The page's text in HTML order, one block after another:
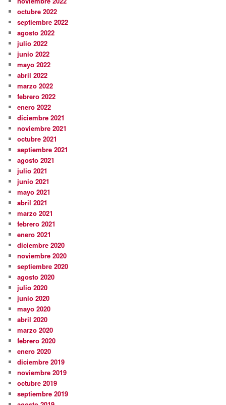
octubre 2022
septiembre 2022
agosto 2022
julio 2022
junio 2022
mayo 2022
abril 2022
marzo 2022
febrero 2022
enero 2022
diciembre 2021
noviembre 2021
octubre 2021
septiembre 2021
agosto 2021
julio 2021
junio 2021
mayo 2021
abril 2021
marzo 2021
febrero 2021
enero 2021
diciembre 2020
noviembre 2020
septiembre 2020
agosto 2020
julio 2020
junio 2020
mayo 2020
abril 2020
marzo 2020
febrero 2020
enero 2020
diciembre 2019
noviembre 2019
octubre 2019
septiembre 2019